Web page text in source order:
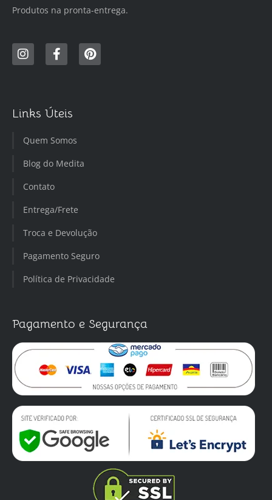
Produtos na pronta-entrega.
Links Úteis
Quem Somos
Blog do Medita
Contato
Entrega/Frete
Troca e Devolução
Pagamento Seguro
Política de Privacidade
Pagamento e Segurança